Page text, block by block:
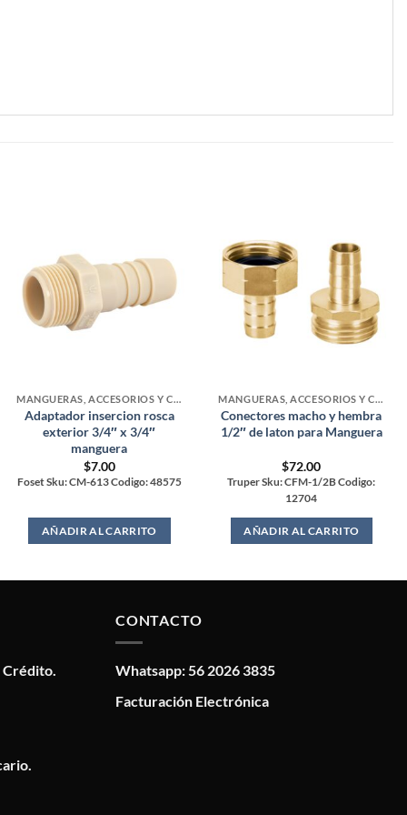
MANGUERAS, ACCESORIOS Y CONECTORES AGUA
Adaptador insercion rosca
exterior 3/4″ x 3/4″
manguera
$7.00
Foset Sku: CM-613 Codigo: 48575
AÑADIR AL CARRITO
MANGUERAS, ACCESORIOS Y CONECTORES AGUA
Conectores macho y hembra
1/2″ de laton para Manguera
$72.00
Truper Sku: CFM-1/2B Codigo:
12704
AÑADIR AL CARRITO
CONTACTO
Whatsapp: 56 2026 3835
Facturación Electrónica